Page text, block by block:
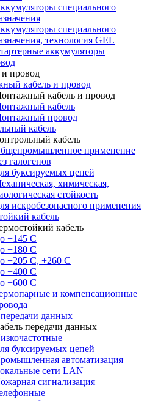
специального
специального
технология GEL
аккумуляторы
провод
кабель и провод
кабель и провод
кабель
провод
кабель
кабель
применение
галогенов
буксируемых цепей
химическая,
стойкость
искробезопасного применения
кабель
кабель
+145 С
+180 C
+205 С, +260 С
+400 C
+600 С
и компенсационные
данных
передачи данных
буксируемых цепей
автоматизация
сети LAN
сигнализация